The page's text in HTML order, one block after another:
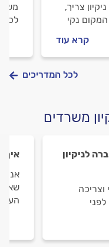
צריך,
נקי
קרא עוד
לכל המדריכים
משרדים
לניקיון
וצריכה
איך
אני